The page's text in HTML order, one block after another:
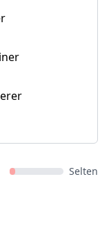
Selten